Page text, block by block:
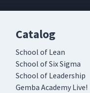
Catalog
School of Lean
School of Six Sigma
School of Leadership
Gemba Academy Live!